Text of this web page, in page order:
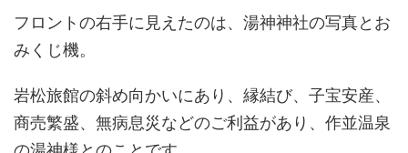
フロントの右手に見えたのは、湯神神社の写真とお
みくじ機。
岩松旅館の斜め向かいにあり、縁結び、子宝安産、
商売繁盛、無病息災などのご利益があり、作並温泉